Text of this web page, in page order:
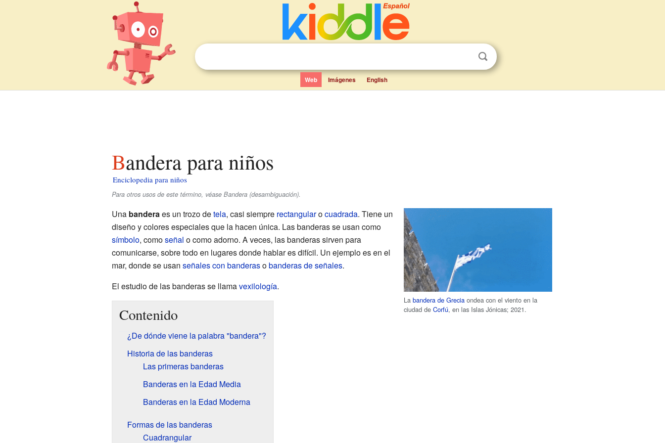
Web Imágenes English
Bandera para niños
Enciclopedia para niños
Para otros usos de este término, véase Bandera (desambiguación).
Labandera de Grecia ondea con el viento en la
ciudad deCorfú, en las Islas Jónicas; 2021.
Una banderaes un trozo detela, casi siempre rectangularocuadrada. Tiene un
diseño y colores especiales que la hacen única. Las banderas se usan como
símbolo, comoseñal o como adorno. A veces, las banderas sirven para
comunicarse, sobre todo en lugares donde hablar es difícil. Un ejemplo es en el
mar, donde se usan señales con banderasobanderas de señales.
El estudio de las banderas se llamavexilología.
Contenido
¿De dónde viene la palabra "bandera"?
Historia de las banderas
Las primeras banderas
Banderas en la Edad Media
Banderas en la Edad Moderna
Formas de las banderas
Cuadrangular